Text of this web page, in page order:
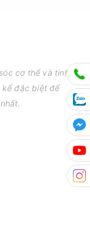
cơ thể và tinh
kế đặc biệt để